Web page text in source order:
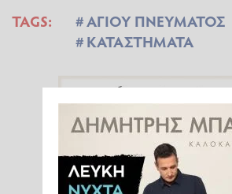
TAGS: ΑΓΙΟΥ ΠΝΕΥΜΑΤΟΣ
ΚΑΤΑΣΤΗΜΑΤΑ